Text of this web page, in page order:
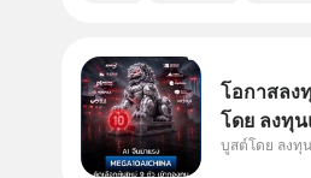
โอกาสลง
โดย ลงทุ
ๆ ในธีม
บูสต์โดย ลงทุ